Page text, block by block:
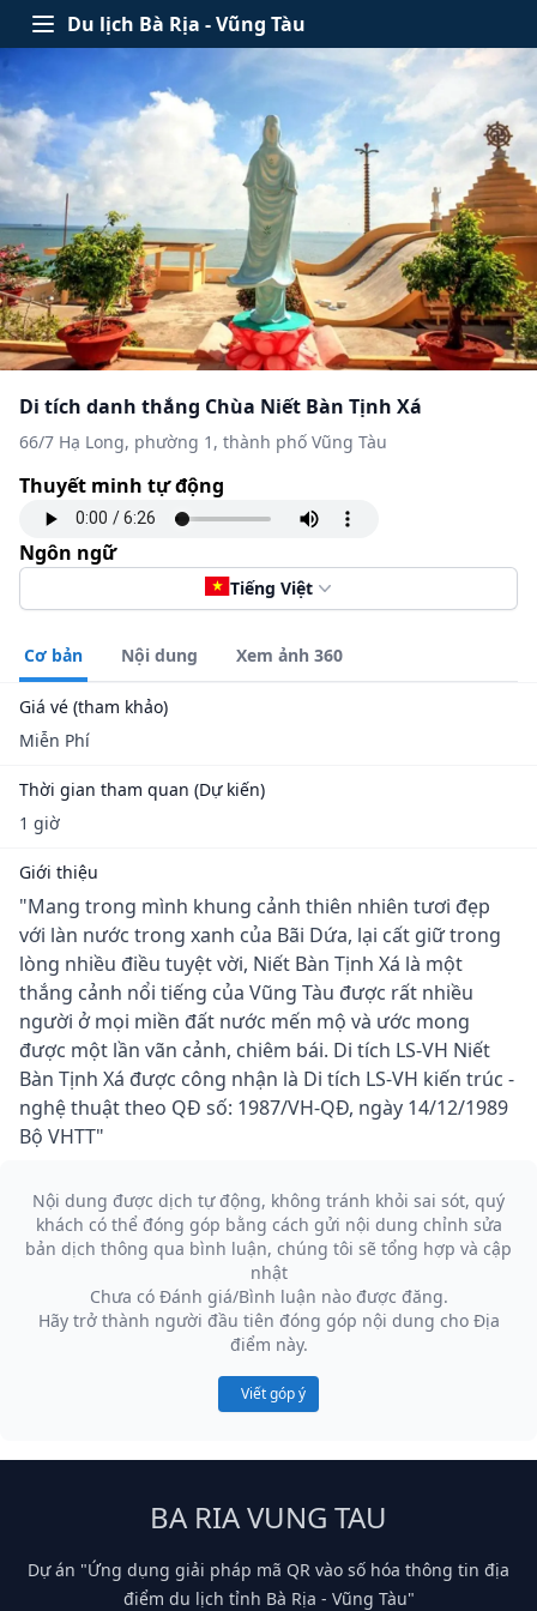
Skip to content
Open menu
Du lịch Bà Rịa - Vũng Tàu
Di tích danh thắng Chùa Niết Bàn Tịnh Xá
66/7 Hạ Long, phường 1, thành phố Vũng Tàu
Thuyết minh tự động
Ngôn ngữ
Tiếng Việt
Cơ bản Nội dung Xem ảnh 360
Giá vé (tham khảo)
Miễn Phí
Thời gian tham quan (Dự kiến)
1 giờ
Giới thiệu
"Mang trong mình khung cảnh thiên nhiên tươi đẹp
với làn nước trong xanh của Bãi Dứa, lại cất giữ trong
lòng nhiều điều tuyệt vời, Niết Bàn Tịnh Xá là một
thắng cảnh nổi tiếng của Vũng Tàu được rất nhiều
người ở mọi miền đất nước mến mộ và ước mong
được một lần vãn cảnh, chiêm bái. Di tích LS-VH Niết
Bàn Tịnh Xá được công nhận là Di tích LS-VH kiến trúc -
nghệ thuật theo QĐ số: 1987/VH-QĐ, ngày 14/12/1989
Bộ VHTT"
Nội dung được dịch tự động, không tránh khỏi sai sót, quý
khách có thể đóng góp bằng cách gửi nội dung chỉnh sửa
bản dịch thông qua bình luận, chúng tôi sẽ tổng hợp và cập
nhật
Chưa có Đánh giá/Bình luận nào được đăng.
Hãy trở thành người đầu tiên đóng góp nội dung cho Địa
điểm này.
Viết góp ý
BA RIA VUNG TAU
Dự án "Ứng dụng giải pháp mã QR vào số hóa thông tin địa
điểm du lịch tỉnh Bà Rịa - Vũng Tàu"